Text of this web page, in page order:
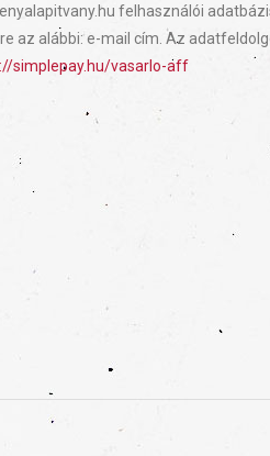
felhasználói
az alábbi: e-mail cím. Az
simplepay.hu/vasarlo-aff